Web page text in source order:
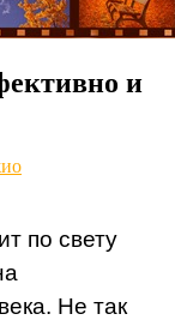
и
по свету
Не так